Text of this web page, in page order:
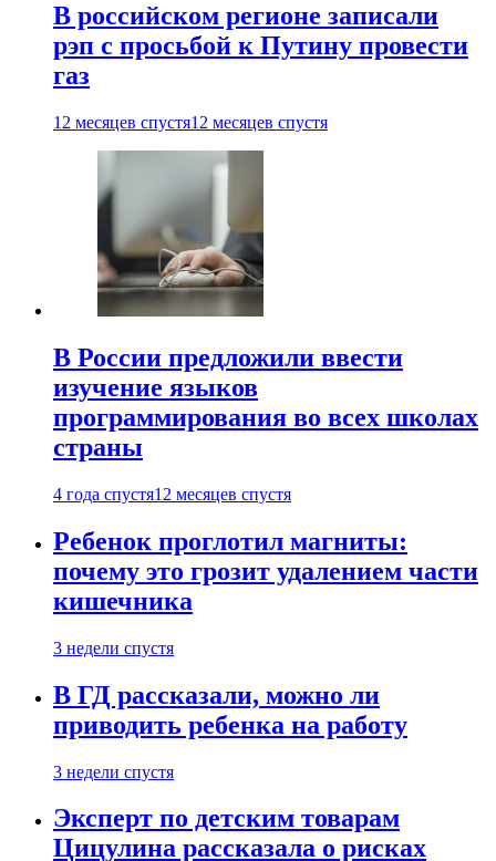
В российском регионе записали
рэп с просьбой к Путину провести
газ
12 месяцев спустя12 месяцев спустя
В России предложили ввести
изучение языков
программирования во всех школах
страны
4 года спустя12 месяцев спустя
Ребенок проглотил магниты:
почему это грозит удалением части
кишечника
3 недели спустя
В ГД рассказали, можно ли
приводить ребенка на работу
3 недели спустя
Эксперт по детским товарам
Цицулина рассказала о рисках